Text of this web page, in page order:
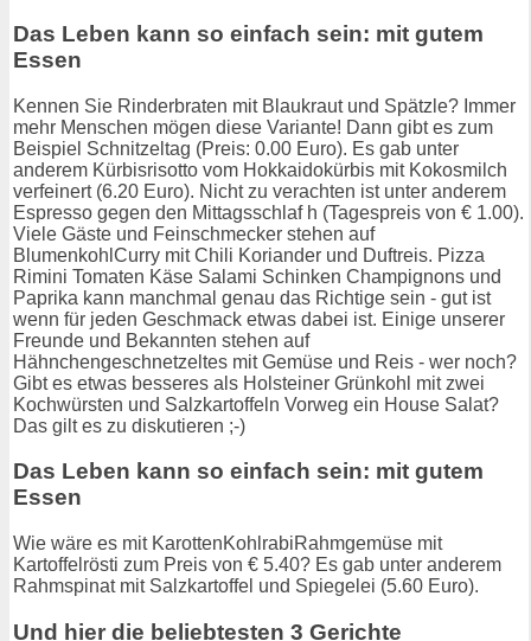
Das Leben kann so einfach sein: mit gutem
Essen
Kennen Sie Rinderbraten mit Blaukraut und Spätzle? Immer
mehr Menschen mögen diese Variante! Dann gibt es zum
Beispiel Schnitzeltag (Preis: 0.00 Euro). Es gab unter
anderem Kürbisrisotto vom Hokkaidokürbis mit Kokosmilch
verfeinert (6.20 Euro). Nicht zu verachten ist unter anderem
Espresso gegen den Mittagsschlaf h (Tagespreis von € 1.00).
Viele Gäste und Feinschmecker stehen auf
BlumenkohlCurry mit Chili Koriander und Duftreis. Pizza
Rimini Tomaten Käse Salami Schinken Champignons und
Paprika kann manchmal genau das Richtige sein - gut ist
wenn für jeden Geschmack etwas dabei ist. Einige unserer
Freunde und Bekannten stehen auf
Hähnchengeschnetzeltes mit Gemüse und Reis - wer noch?
Gibt es etwas besseres als Holsteiner Grünkohl mit zwei
Kochwürsten und Salzkartoffeln Vorweg ein House Salat?
Das gilt es zu diskutieren ;-)
Das Leben kann so einfach sein: mit gutem
Essen
Wie wäre es mit KarottenKohlrabiRahmgemüse mit
Kartoffelrösti zum Preis von € 5.40? Es gab unter anderem
Rahmspinat mit Salzkartoffel und Spiegelei (5.60 Euro).
Und hier die beliebtesten 3 Gerichte